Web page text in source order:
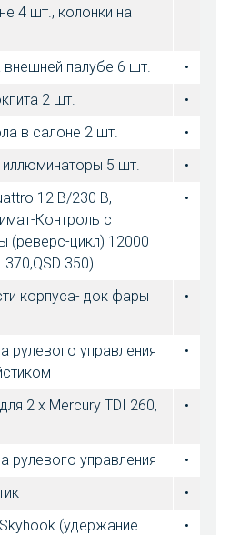
4 шт., колонки на
палубе 6 шт.
•
2 шт.
•
в салоне 2 шт.
•
5 шт.
•
12 В/230 В,
Контроль с
(реверс-цикл) 12000
370,QSD 350)
•
корпуса- док фары
•
рулевого управления
•
2 x Mercury TDI 260,
•
рулевого управления
•
•
(удержание
•